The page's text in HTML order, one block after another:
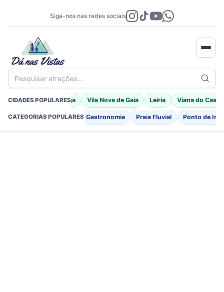
Siga-nos nas redes sociais
Pesquisar atrações...
CIDADES POPULARES
Porto Moniz Braga Vila Nova de Gaia Leiria Viana do
CATEGORIAS POPULARES
Fortificações Igreja Gastronomia Praia Fluvial Ponto de